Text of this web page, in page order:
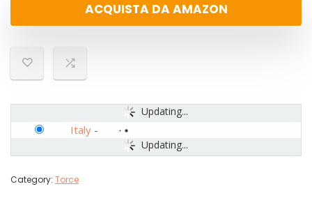
ACQUISTA DA AMAZON
Updating...
Updating...
Italy -
Category: Torce